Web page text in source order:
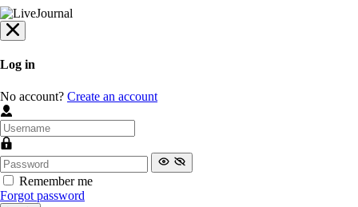
Log in
No account? Create an account
Remember me
Forgot password